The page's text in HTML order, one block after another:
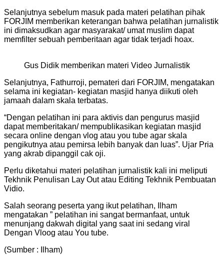
Selanjutnya sebelum masuk pada materi pelatihan pihak
FORJIM memberikan keterangan bahwa pelatihan jurnalistik
ini dimaksudkan agar masyarakat/ umat muslim dapat
memfilter sebuah pemberitaan agar tidak terjadi hoax.
Gus Didik memberikan materi Video Jurnalistik
Selanjutnya, Fathurroji, pemateri dari FORJIM, mengatakan
selama ini kegiatan- kegiatan masjid hanya diikuti oleh
jamaah dalam skala terbatas.
“Dengan pelatihan ini para aktivis dan pengurus masjid
dapat memberitakan/ mempublikasikan kegiatan masjid
secara online dengan vlog atau you tube agar skala
pengikutnya atau pemirsa lebih banyak dan luas”. Ujar Pria
yang akrab dipanggil cak oji.
Perlu diketahui materi pelatihan jurnalistik kali ini meliputi
Tekhnik Penulisan Lay Out atau Editing Tekhnik Pembuatan
Vidio.
Salah seorang peserta yang ikut pelatihan, Ilham
mengatakan ” pelatihan ini sangat bermanfaat, untuk
menunjang dakwah digital yang saat ini sedang viral
Dengan Vloog atau You tube.
(Sumber : Ilham)